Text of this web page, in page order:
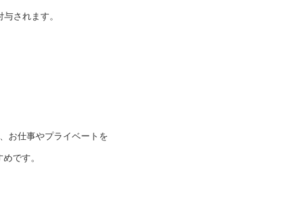
されます。
お仕事やプライベートを
です。